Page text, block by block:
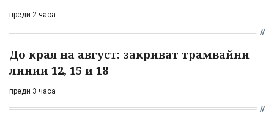
преди 2 часа
До края на август: закриват трамвайни
линии 12, 15 и 18
преди 3 часа